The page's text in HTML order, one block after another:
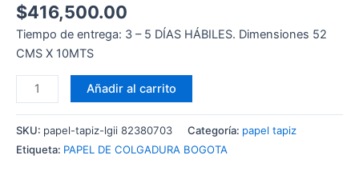
$416,500.00
Tiempo de entrega: 3 – 5 DÍAS HÁBILES. Dimensiones 52
CMS X 10MTS
Añadir al carrito
SKU: papel-tapiz-lgii 82380703 Categoría: papel tapiz
Etiqueta: PAPEL DE COLGADURA BOGOTA